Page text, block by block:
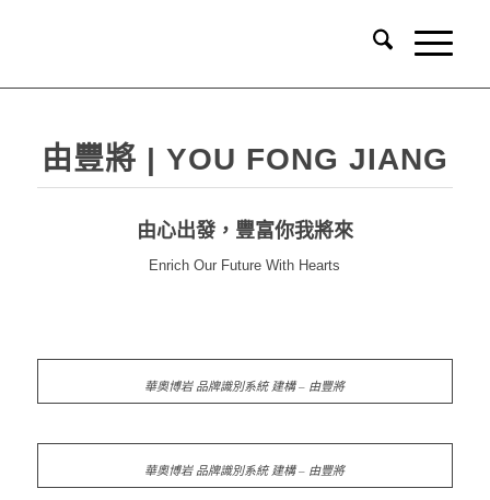
由豐將 | YOU FONG JIANG
由心出發，豐富你我將來
Enrich Our Future With Hearts
華奧博岩 品牌識別系統 建構 – 由豐將
華奧博岩 品牌識別系統 建構 – 由豐將